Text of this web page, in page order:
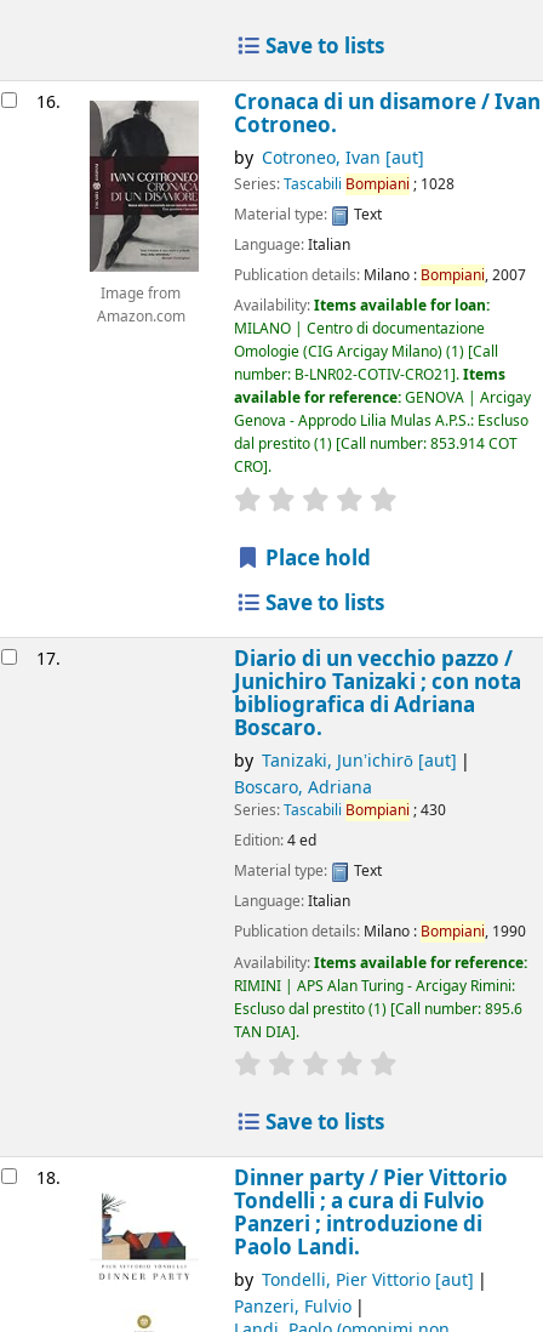
Save to lists
16.
Image from
Amazon.com
Cronaca di un disamore /Ivan
Cotroneo.
by Cotroneo, Ivan [aut]
Series:Tascabili Bompiani ; 1028
Material type:
Text
Language:Italian
Publication details: Milano : Bompiani,2007
Availability:Items available for loan:
MILANO | Centro di documentazione
Omologie (CIG Arcigay Milano)(1) Call
number: B-LNR02-COTIV-CRO21 .Items
available for reference:GENOVA | Arcigay
Genova - Approdo Lilia Mulas A.P.S.: Escluso
dal prestito(1) Call number:853.914 COT
CRO .
star rating
Place hold
Save to lists
17. Diario di un vecchio pazzo /
Junichiro Tanizaki ; con nota
bibliografica di Adriana
Boscaro.
by Tanizaki, Junʼichirō[aut]
Boscaro, Adriana
Series:Tascabili Bompiani ; 430
Edition:4 ed
Material type:
Text
Language:Italian
Publication details: Milano : Bompiani, 1990
Availability:Items available for reference:
RIMINI | APS Alan Turing - Arcigay Rimini:
Escluso dal prestito(1) Call number:895.6
TAN DIA .
star rating
Save to lists
18. Dinner party / Pier Vittorio
Tondelli ; a cura di Fulvio
Panzeri ; introduzione di
Paolo Landi.
by Tondelli, Pier Vittorio[aut]
Panzeri, Fulvio